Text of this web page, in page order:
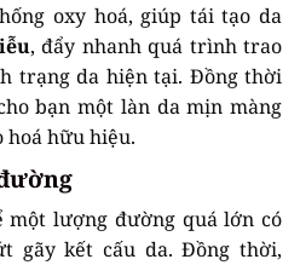
oxy hoá, giúp tái tạo da
, đẩy nhanh quá trình trao
trạng da hiện tại. Đồng thời
bạn một làn da mịn màng
hoá hữu hiệu.
một lượng đường quá lớn có
gãy kết cấu da. Đồng thời,